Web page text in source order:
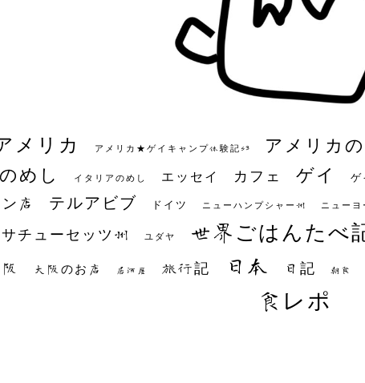
メリカ アメリカ★ゲイキャンプ体験記S3 アメリカ
めし イタリアのめし エッセイ カフェ ゲイ ゲ
店 テルアビブ ドイツ ニューハンプシャー州 ニューヨ
チューセッツ州 ユダヤ 世界ごはんたべ
大阪のお店 居酒屋 旅行記 日本 日記 朝食
食レポ